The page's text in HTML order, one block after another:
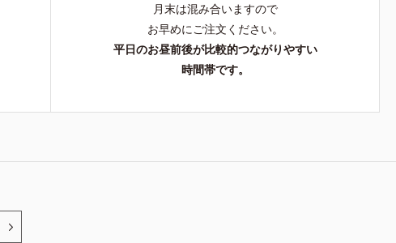
月末は混み合いますので
お早めにご注文ください。
平日のお昼前後が比較的つながりやすい
時間帯です。